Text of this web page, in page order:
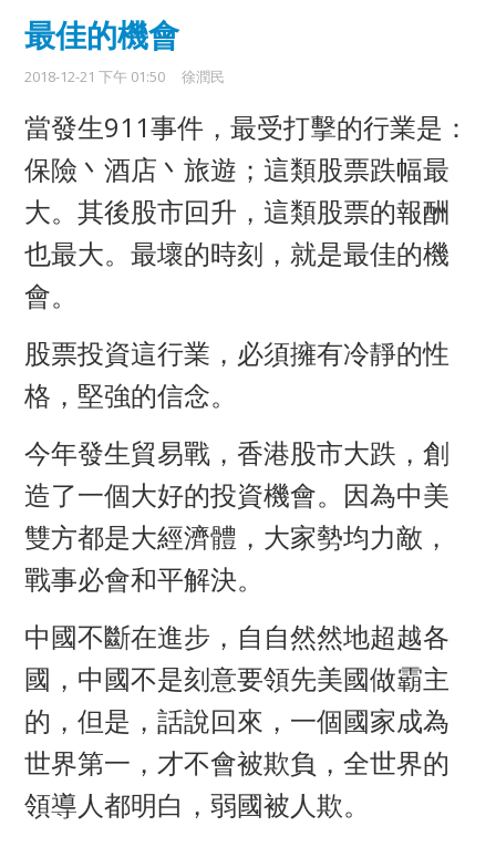
最佳的機會
2018-12-21 下午 01:50 徐潤民
當發生911事件，最受打擊的行業是：
保險丶酒店丶旅遊；這類股票跌幅最
大。其後股市回升，這類股票的報酬
也最大。最壞的時刻，就是最佳的機
會。
股票投資這行業，必須擁有冷靜的性
格，堅強的信念。
今年發生貿易戰，香港股市大跌，創
造了一個大好的投資機會。因為中美
雙方都是大經濟體，大家勢均力敵，
戰事必會和平解決。
中國不斷在進步，自自然然地超越各
國，中國不是刻意要領先美國做霸主
的，但是，話說回來，一個國家成為
世界第一，才不會被欺負，全世界的
領導人都明白，弱國被人欺。